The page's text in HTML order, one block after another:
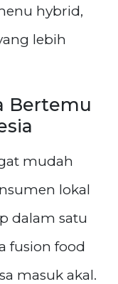
hybrid,
lebih
Bertemu
mudah
lokal
dalam satu
fusion food
masuk akal.